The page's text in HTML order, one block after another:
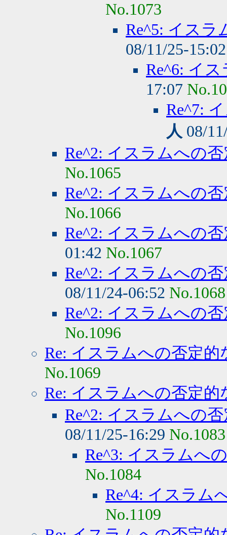
No.1073
Re^5: イスラ
08/11/25-
Re^6: イ
17:07
Re^7:
人 08/
Re^2: イスラムへの
No.1065
Re^2: イスラムへの
No.1066
Re^2: イスラムへの
01:42 No.1067
Re^2: イスラムへの
08/11/24-06:52 No.1068
Re^2: イスラムへの
No.1096
Re: イスラムへの否定的
No.1069
Re: イスラムへの否定的
Re^2: イスラムへの
08/11/25-16:29 No.1083
Re^3: イスラムへ
No.1084
Re^4: イスラム
No.1109